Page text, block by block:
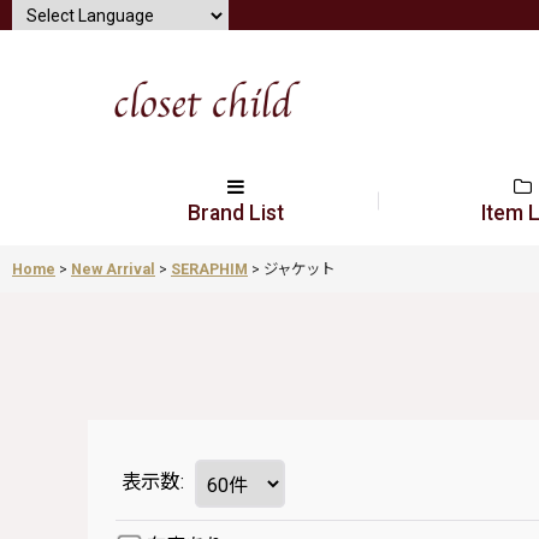
Brand List Item
Home > New Arrival > SERAPHIM > ジャケット
表示数: